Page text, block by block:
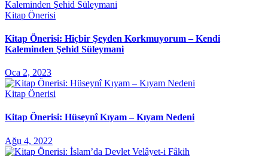
Kitap Önerisi
Kitap Önerisi: Hiçbir Şeyden Korkmuyorum – Kendi
Kaleminden Şehid Süleymani
Oca 2, 2023
Kitap Önerisi
Kitap Önerisi: Hüseynî Kıyam – Kıyam Nedeni
Ağu 4, 2022